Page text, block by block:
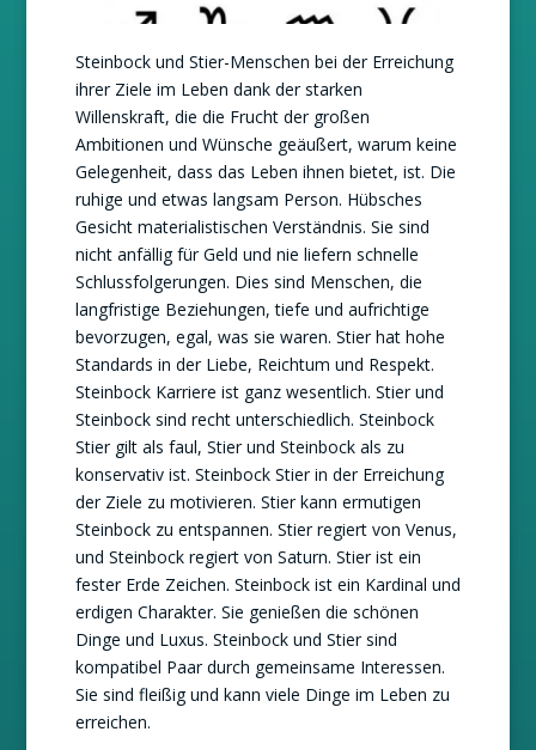
Steinbock und Stier-Menschen bei der Erreichung
ihrer Ziele im Leben dank der starken
Willenskraft, die die Frucht der großen
Ambitionen und Wünsche geäußert, warum keine
Gelegenheit, dass das Leben ihnen bietet, ist. Die
ruhige und etwas langsam Person. Hübsches
Gesicht materialistischen Verständnis. Sie sind
nicht anfällig für Geld und nie liefern schnelle
Schlussfolgerungen. Dies sind Menschen, die
langfristige Beziehungen, tiefe und aufrichtige
bevorzugen, egal, was sie waren. Stier hat hohe
Standards in der Liebe, Reichtum und Respekt.
Steinbock Karriere ist ganz wesentlich. Stier und
Steinbock sind recht unterschiedlich. Steinbock
Stier gilt als faul, Stier und Steinbock als zu
konservativ ist. Steinbock Stier in der Erreichung
der Ziele zu motivieren. Stier kann ermutigen
Steinbock zu entspannen. Stier regiert von Venus,
und Steinbock regiert von Saturn. Stier ist ein
fester Erde Zeichen. Steinbock ist ein Kardinal und
erdigen Charakter. Sie genießen die schönen
Dinge und Luxus. Steinbock und Stier sind
kompatibel Paar durch gemeinsame Interessen.
Sie sind fleißig und kann viele Dinge im Leben zu
erreichen.